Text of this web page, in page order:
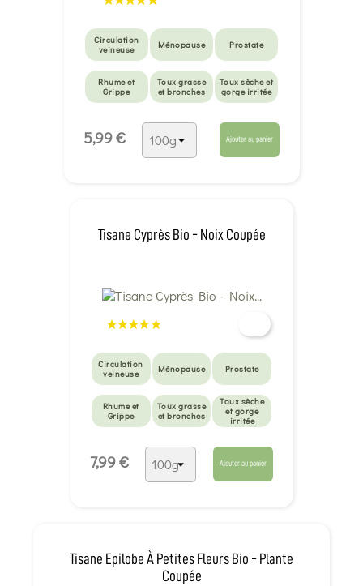
Circulation
veineuse
Ménopause Prostate
Rhume et
Grippe
Toux grasse
et bronches
Toux sèche et
gorge irritée
5,99 € Ajouter au panier
Tisane Cyprès Bio - Noix Coupée
Circulation
veineuse
Ménopause Prostate
Rhume et
Grippe
Toux grasse
et bronches
Toux sèche
et gorge
irritée
7,99 € Ajouter au panier
Tisane Epilobe À Petites Fleurs Bio - Plante
Coupée